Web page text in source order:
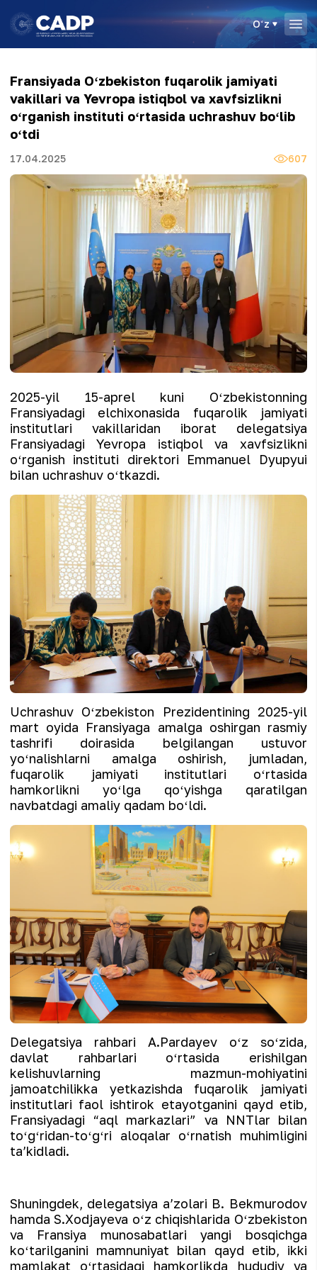
Oʻz
Fransiyada Oʻzbekiston fuqarolik jamiyati
vakillari va Yevropa istiqbol va xavfsizlikni
oʻrganish instituti oʻrtasida uchrashuv boʻlib
oʻtdi
17.04.2025 607
2025-yil 15-aprel kuni Oʻzbekistonning
Fransiyadagi elchixonasida fuqarolik jamiyati
institutlari vakillaridan iborat delegatsiya
Fransiyadagi Yevropa istiqbol va xavfsizlikni
oʻrganish instituti direktori Emmanuel Dyupyui
bilan uchrashuv oʻtkazdi.
Uchrashuv Oʻzbekiston Prezidentining 2025-yil
mart oyida Fransiyaga amalga oshirgan rasmiy
tashrifi doirasida belgilangan ustuvor
yoʻnalishlarni amalga oshirish, jumladan,
fuqarolik jamiyati institutlari oʻrtasida
hamkorlikni yoʻlga qoʻyishga qaratilgan
navbatdagi amaliy qadam boʻldi.
Delegatsiya rahbari A.Pardayev oʻz soʻzida,
davlat rahbarlari oʻrtasida erishilgan
kelishuvlarning mazmun-mohiyatini
jamoatchilikka yetkazishda fuqarolik jamiyati
institutlari faol ishtirok etayotganini qayd etib,
Fransiyadagi “aql markazlari” va NNTlar bilan
toʻgʻridan-toʻgʻri aloqalar oʻrnatish muhimligini
taʼkidladi.
Shuningdek, delegatsiya aʼzolari B. Bekmurodov
hamda S.Xodjayeva oʻz chiqishlarida Oʻzbekiston
va Fransiya munosabatlari yangi bosqichga
koʻtarilganini mamnuniyat bilan qayd etib, ikki
mamlakat oʻrtasidagi hamkorlikda hududiy va